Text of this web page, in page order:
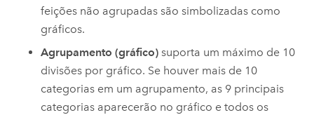
feições não agrupadas são simbolizadas como
gráficos.
Agrupamento (gráfico) suporta um máximo de 10
divisões por gráfico. Se houver mais de 10
categorias em um agrupamento, as 9 principais
categorias aparecerão no gráfico e todos os